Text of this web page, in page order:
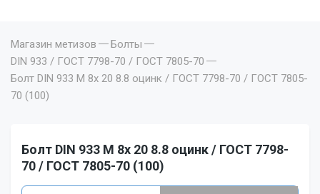
Магазин метизов
Болты
DIN 933 / ГОСТ 7798-70 / ГОСТ 7805-70
Болт DIN 933 M 8x 20 8.8 оцинк / ГОСТ 7798-70 / ГОСТ 7805-
70 (100)
Болт DIN 933 M 8x 20 8.8 оцинк / ГОСТ 7798-
70 / ГОСТ 7805-70 (100)